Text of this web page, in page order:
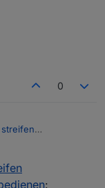
0
streifen
0.1.4
Wled Wemos
10:32
: